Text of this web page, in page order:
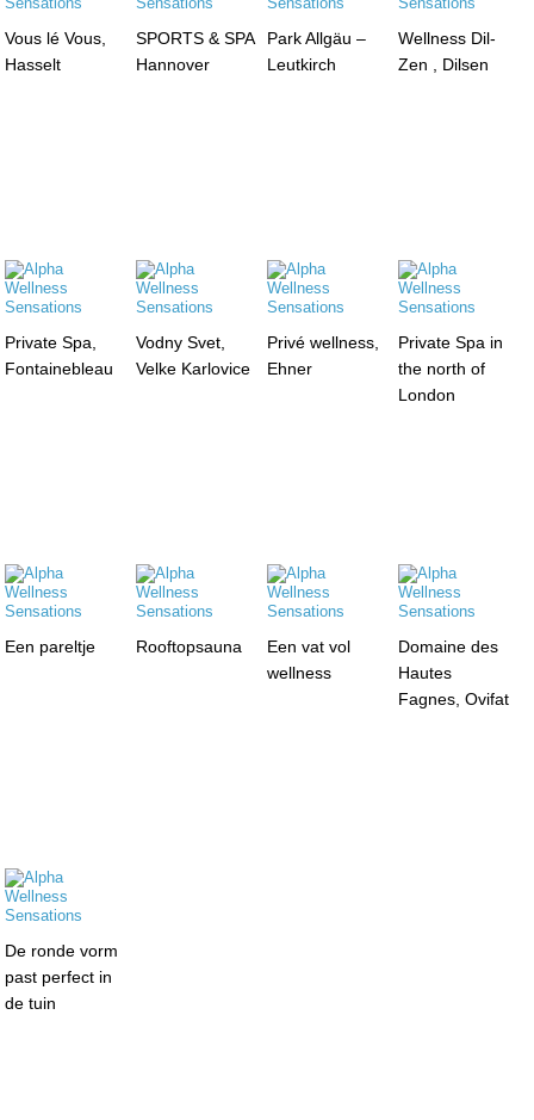
Vous lé Vous,
Hasselt
SPORTS & SPA
Hannover
Park Allgäu –
Leutkirch
Wellness Dil-
Zen , Dilsen
Private Spa,
Fontainebleau
Vodny Svet,
Velke Karlovice
Privé wellness,
Ehner
Private Spa in
the north of
London
Een pareltje Rooftopsauna
Een vat vol
wellness
Domaine des
Hautes
Fagnes, Ovifat
De ronde vorm
past perfect in
de tuin